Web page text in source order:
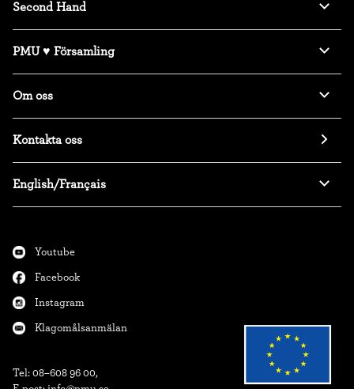
Second Hand
PMU ♥ Församling
Om oss
Kontakta oss
English/Français
Youtube
Facebook
Instagram
Klagomålsanmälan
Tel: 08–608 96 00,